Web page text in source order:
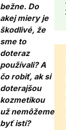
bežne. Do
akej miery je
škodlivé, že
sme to
doteraz
používali? A
čo robiť, ak si
doterajšou
kozmetikou
už nemôžeme
byť istí?